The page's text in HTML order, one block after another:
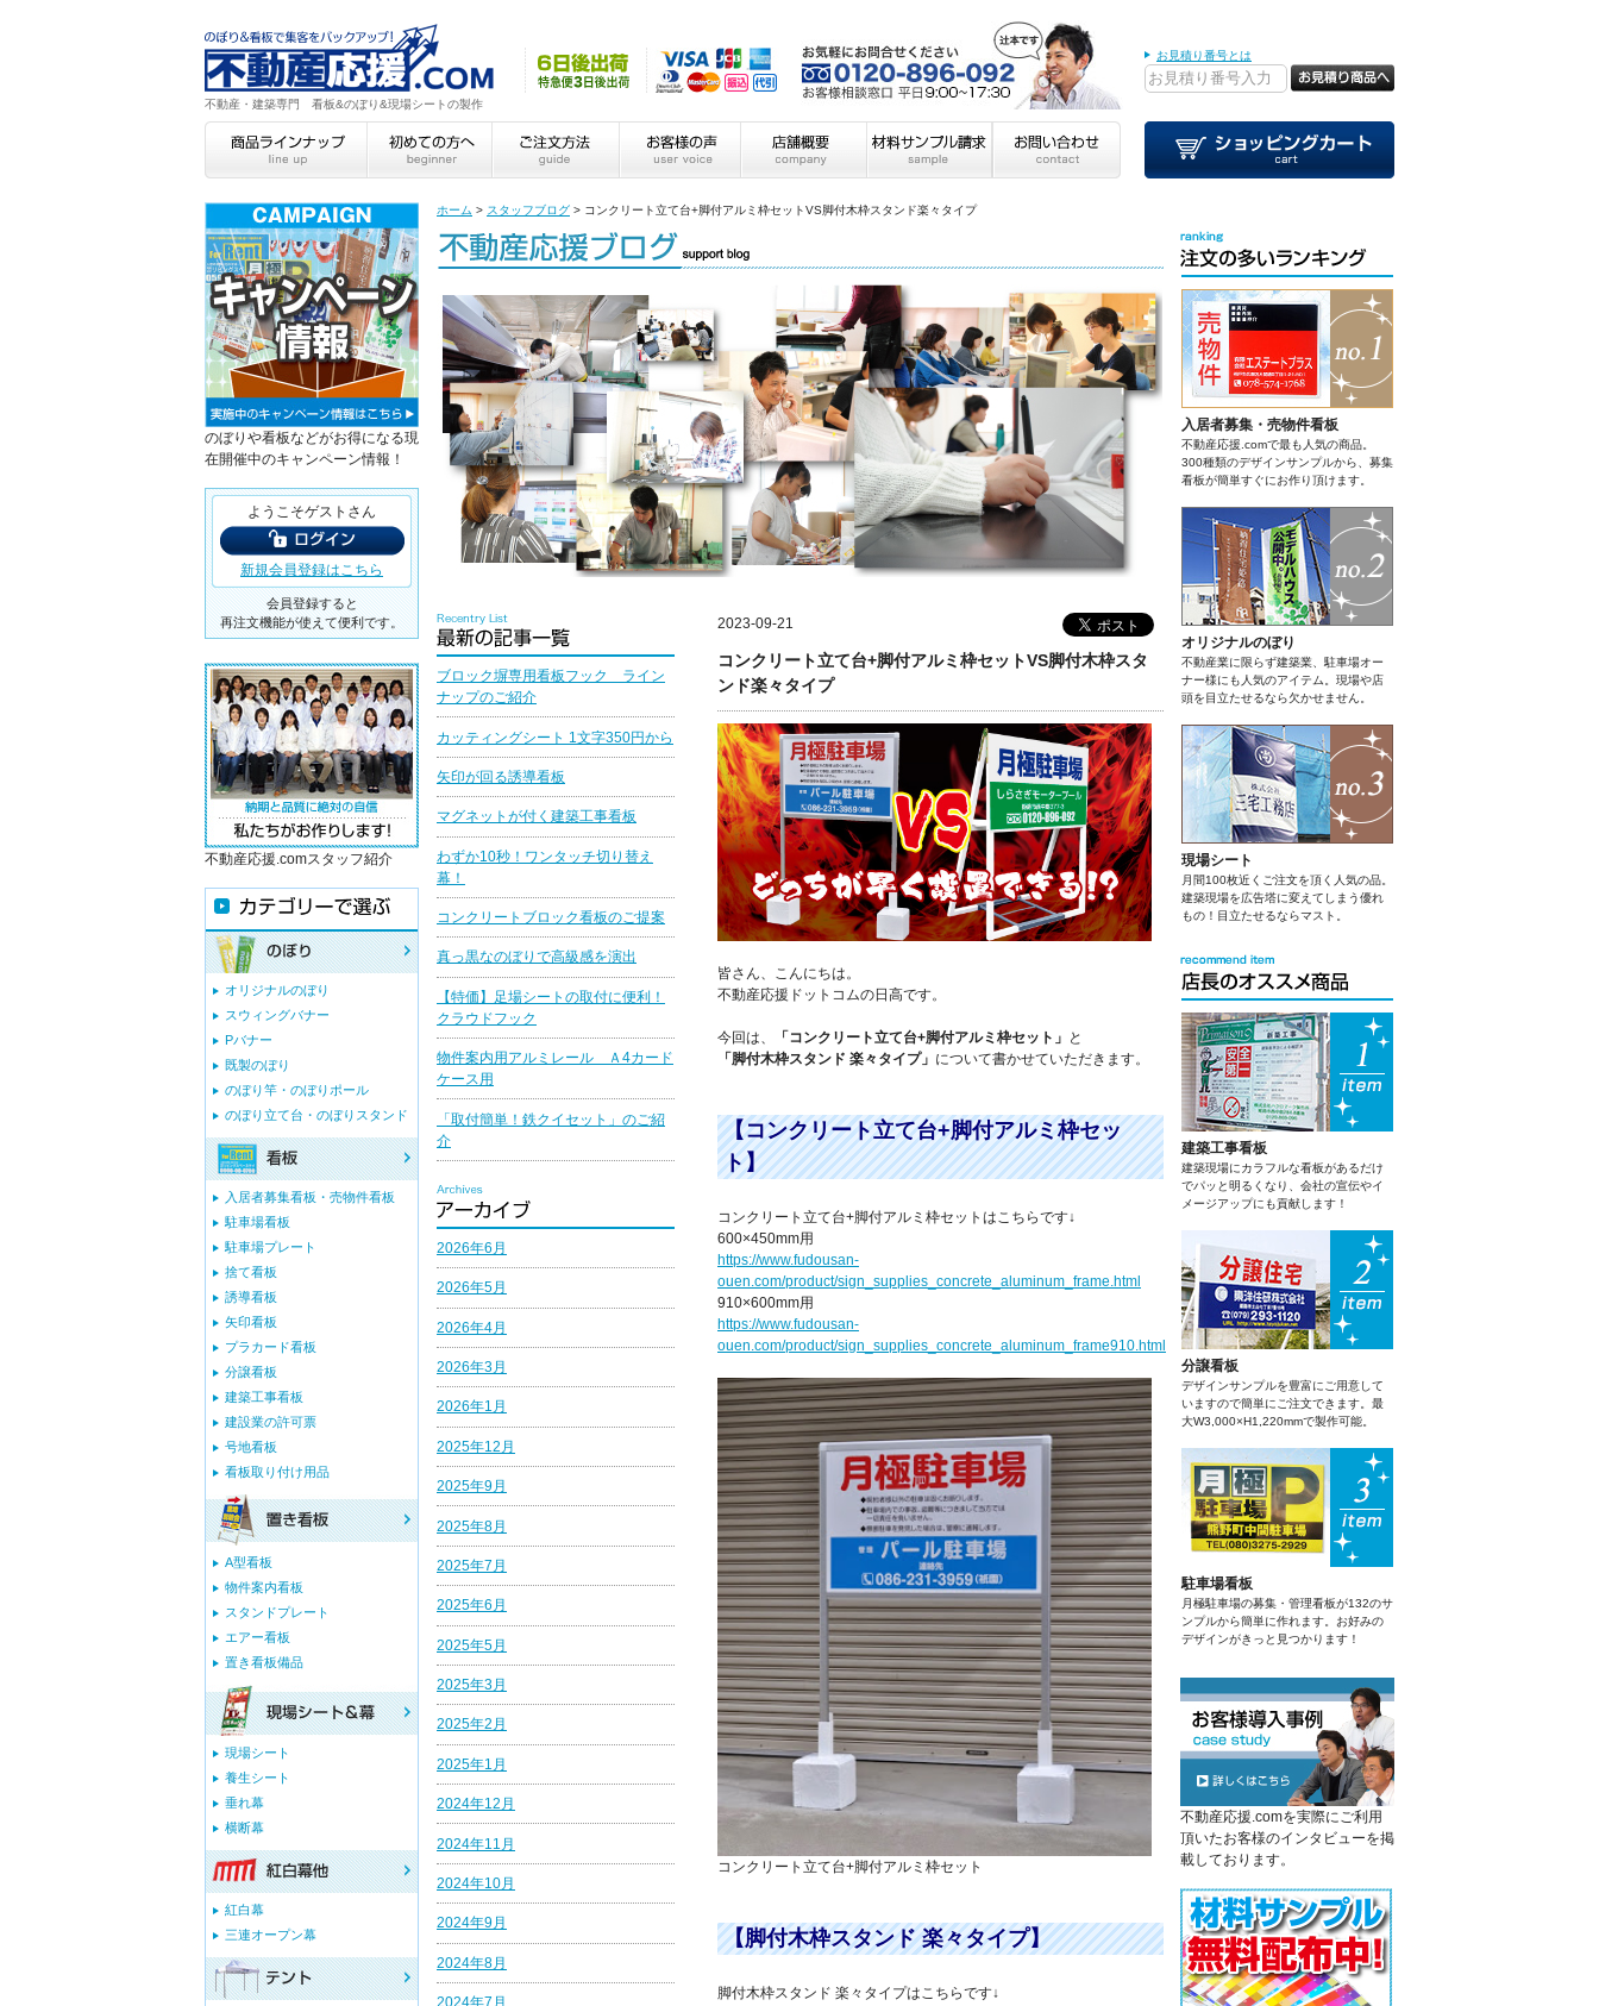
不動産・建築専門 看板&のぼり&現場シートの製作
お見積り番号とは
ホーム > スタッフブログ > コンクリート立て台+脚付アルミ枠セットVS脚付木枠スタンド楽々タイプ
2023-09-21
コンクリート立て台+脚付アルミ枠セットVS脚付木枠スタ
ンド楽々タイプ
皆さん、こんにちは。
不動産応援ドットコムの日高です。
今回は、 「コンクリート立て台+脚付アルミ枠セット」 と
「脚付木枠スタンド 楽々タイプ」 について書かせていただきます。
【コンクリート立て台+脚付アルミ枠セッ
ト】
コンクリート立て台+脚付アルミ枠セットはこちらです↓
600×450mm用
https://www.fudousan-
ouen.com/product/sign_supplies_concrete_aluminum_frame.html
910×600mm用
https://www.fudousan-
ouen.com/product/sign_supplies_concrete_aluminum_frame910.html
コンクリート立て台+脚付アルミ枠セット
【脚付木枠スタンド 楽々タイプ】
脚付木枠スタンド 楽々タイプはこちらです↓
ブロック塀専用看板フック ライン
ナップのご紹介
カッティングシート 1文字350円から
矢印が回る誘導看板
マグネットが付く建築工事看板
わずか10秒！ワンタッチ切り替え
幕！
コンクリートブロック看板のご提案
真っ黒なのぼりで高級感を演出
【特価】足場シートの取付に便利！
クラウドフック
物件案内用アルミレール Ａ4カード
ケース用
「取付簡単！鉄クイセット」のご紹
介
2026年6月
2026年5月
2026年4月
2026年3月
2026年1月
2025年12月
2025年9月
2025年8月
2025年7月
2025年6月
2025年5月
2025年3月
2025年2月
2025年1月
2024年12月
2024年11月
2024年10月
2024年9月
2024年8月
2024年7月
入居者募集・売物件看板
不動産応援.comで最も人気の商品。
300種類のデザインサンプルから、募集
看板が簡単すぐにお作り頂けます。
オリジナルのぼり
不動産業に限らず建築業、駐車場オー
ナー様にも人気のアイテム。現場や店
頭を目立たせるなら欠かせません。
現場シート
月間100枚近くご注文を頂く人気の品。
建築現場を広告塔に変えてしまう優れ
もの！目立たせるならマスト。
建築工事看板
建築現場にカラフルな看板があるだけ
でパッと明るくなり、会社の宣伝やイ
メージアップにも貢献します！
分譲看板
デザインサンプルを豊富にご用意して
いますので簡単にご注文できます。最
大W3,000×H1,220mmで製作可能。
駐車場看板
月極駐車場の募集・管理看板が132のサ
ンプルから簡単に作れます。お好みの
デザインがきっと見つかります！
不動産応援.comを実際にご利用
頂いたお客様のインタビューを掲
載しております。
のぼりや看板などがお得になる現
在開催中のキャンペーン情報！
ようこそゲストさん
新規会員登録はこちら
会員登録すると
再注文機能が使えて便利です。
不動産応援.comスタッフ紹介
オリジナルのぼり
スウィングバナー
Pバナー
既製のぼり
のぼり竿・のぼりポール
のぼり立て台・のぼりスタンド
入居者募集看板・売物件看板
駐車場看板
駐車場プレート
捨て看板
誘導看板
矢印看板
プラカード看板
分譲看板
建築工事看板
建設業の許可票
号地看板
看板取り付け用品
A型看板
物件案内看板
スタンドプレート
エアー看板
置き看板備品
現場シート
養生シート
垂れ幕
横断幕
紅白幕
三連オープン幕